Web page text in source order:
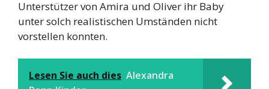
Unterstützer von Amira und Oliver ihr Baby
unter solch realistischen Umständen nicht
vorstellen konnten.
Lesen Sie auch dies Alexandra